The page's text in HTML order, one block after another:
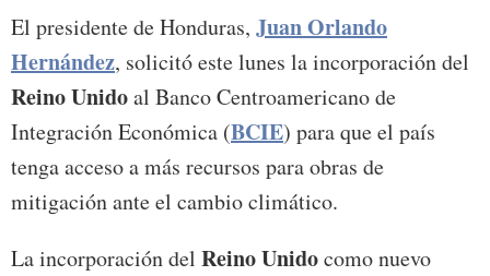
El presidente de Honduras, Juan Orlando
Hernández, solicitó este lunes la incorporación del
Reino Unidoal Banco Centroamericano de
Integración Económica (BCIE) para que el país
tenga acceso a más recursos para obras de
mitigación ante el cambio climático.
La incorporación del Reino Unidocomo nuevo